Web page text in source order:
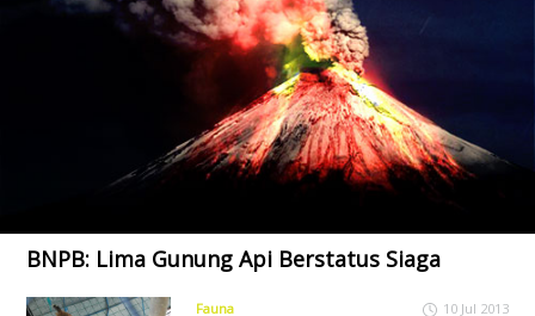
BNPB: Lima Gunung Api Berstatus Siaga
Fauna 10 Jul 2013